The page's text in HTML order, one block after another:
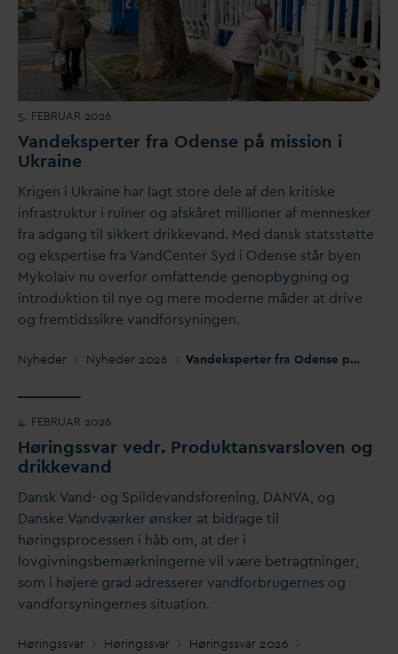
5. FEBRUAR 2026
Vandeksperter fra Odense på mission i
Ukraine
Krigen i Ukraine har lagt store dele af den kritiske
infrastruktur i ruiner og afskåret millioner af mennesker
fra adgang til sikkert drikkevand. Med dansk statsstøtte
og ekspertise fra VandCenter Syd i Odense står byen
Mykolaiv nu overfor omfattende genopbygning og
introduktion til nye og mere moderne måder at drive
og fremtidssikre vandforsyningen.
Nyheder Nyheder 2026 Vandeksperter fra Odense på mission i Ukraine
4. FEBRUAR 2026
Høringssvar vedr. Produktansvarsloven og
drikkevand
Dansk Vand- og Spildevandsforening, DANVA, og
Danske Vandværker ønsker at bidrage til
høringsprocessen i håb om, at der i
lovgivningsbemærkningerne vil være betragtninger,
som i højere grad adresserer vandforbrugernes og
vandforsyningernes situation.
Høringssvar Høringssvar Høringssvar 2026